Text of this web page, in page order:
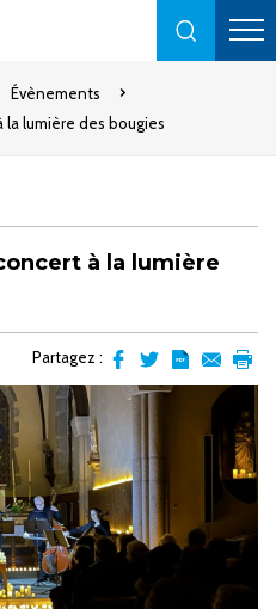
Évènements
la lumière des bougies
à la lumière
Partagez :
sur
facebook
l'articlepar
email